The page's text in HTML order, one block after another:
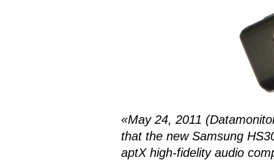
«May 24, 2011
that the new Samsung
aptX high-fidelity audio